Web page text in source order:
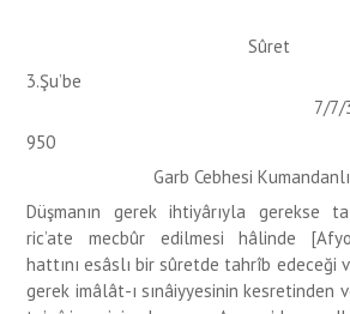
Sûret
7/7/
950
Garb Cebhesi
Düşmanın gerek ihtiyârıyla gerekse
ric’ate mecbûr edilmesi hâlinde
hattını esâslı bir sûretde tahrîb edeceği
gerek imâlât-ı sınâiyyesinin kesretinden